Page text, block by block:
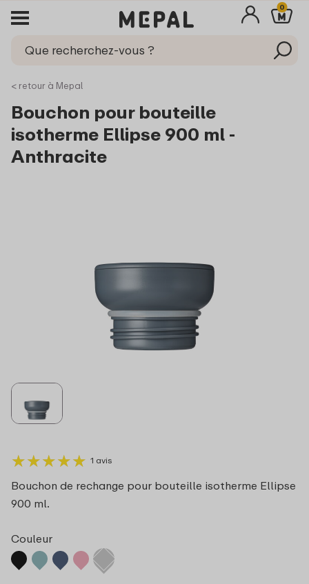
0
< retour à Mepal
Bouchon pour bouteille
isotherme Ellipse 900 ml -
Anthracite
★★★★★
★★★★★ 1 avis
Bouchon de rechange pour bouteille isotherme Ellipse
900 ml.
Couleur